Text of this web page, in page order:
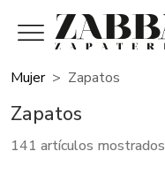
Mujer Zapatos
Zapatos
141 artículos mostrados